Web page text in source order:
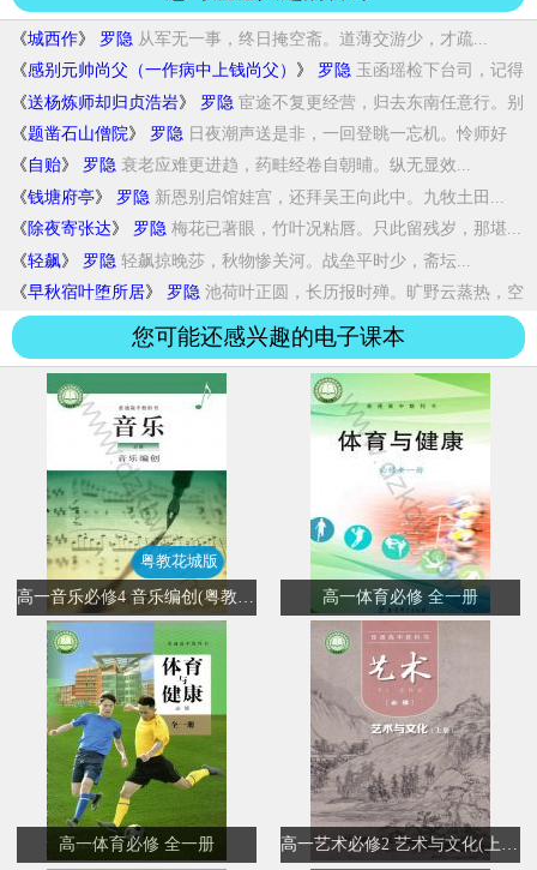
《城西作》 罗隐 从军无一事，终日掩空斋。道薄交游少，才疏...
《感别元帅尚父（一作病中上钱尚父） 》 罗隐 玉函瑶检下台司，记得
当时捧领时。半壁龙蛇...
《送杨炼师却归贞浩岩》 罗隐 宦途不复更经营，归去东南任意行。别
后几回...
《题凿石山僧院》 罗隐 日夜潮声送是非，一回登眺一忘机。怜师好
事...
《 自贻》 罗隐 衰老应难更进趋，药畦经卷自朝晡。纵无显效...
《钱塘府亭》 罗隐 新恩别启馆娃宫，还拜吴王向此中。九牧土田...
《 除夜寄张达》 罗隐 梅花已著眼，竹叶况粘唇。只此留残岁，那堪...
《轻飙》 罗隐 轻飙掠晚莎，秋物惨关河。战垒平时少，斋坛...
《早秋宿叶堕所居》 罗隐 池荷叶正圆，长历报时殚。旷野云蒸热，空
庭...
您可能还感兴趣的电子课本
粤教花城版
高一体育必修 全一册
高一体育必修 全一册 高一艺术必修2 艺术与文化(上册)